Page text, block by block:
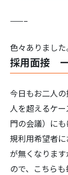
——–
色々ありました
採用面接
今日もお二人
人を超えるケ
門の会議）に
規利用希望者
が無くなりま
ので、こちら